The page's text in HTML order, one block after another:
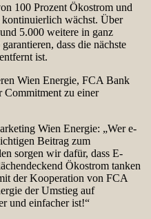
100 Prozent Ökostrom und
wächst. Über
5.000 weitere in ganz
dass die nächste
ist.
Wien Energie, FCA Bank
Commitment zu einer
Wien Energie: „Wer e-
Beitrag zum
sorgen wir dafür, dass E-
Ökostrom tanken
der Kooperation von FCA
der Umstieg auf
und einfacher ist!“